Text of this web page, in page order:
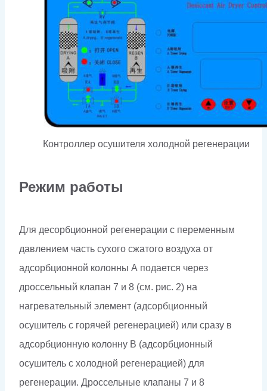
Контроллер осушителя холодной регенерации
Режим работы
Для десорбционной регенерации с переменным
давлением часть сухого сжатого воздуха от
адсорбционной колонны А подается через
дроссельный клапан 7 и 8 (см. рис. 2) на
нагревательный элемент (адсорбционный
осушитель с горячей регенерацией) или сразу в
адсорбционную колонну В (адсорбционный
осушитель с холодной регенерацией) для
регенерации. Дроссельные клапаны 7 и 8